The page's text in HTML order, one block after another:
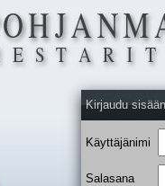
Kirjaudu sisään
Käyttäjänimi
Salasana